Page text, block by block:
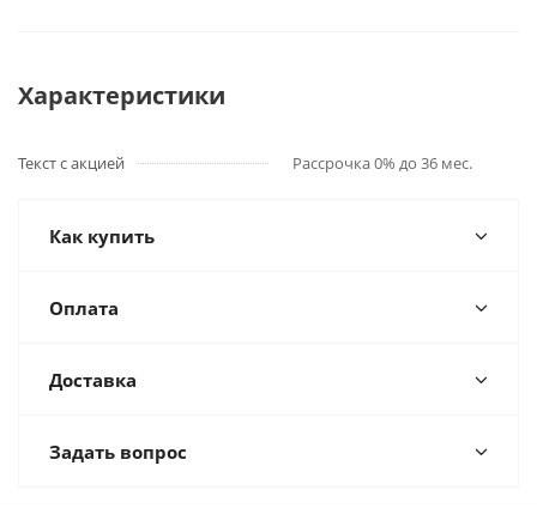
Характеристики
Текст с акцией Рассрочка 0% до 36 мес.
Как купить
Оплата
Доставка
Задать вопрос